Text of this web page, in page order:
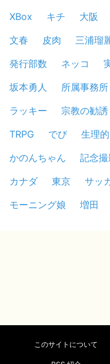
XBox
キチ 大阪
文春
皮肉 三浦瑠
発行部数
ネッコ
坂本勇人
所属事務所
ラッキー
宗教の勧誘
TRPG
でび 生理的
かのんちゃん
記念撮
カナダ
東京 サッ
モーニング娘
増田
このサイトについて